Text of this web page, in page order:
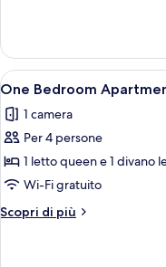
Apri
tutte
le
foto
per
One
Bedroom
Apartment
26
One Bedroom
1 camera
Per 4 persone
1 letto queen e 1 divano
Wi-Fi gratuito
Scopri di più
Altri